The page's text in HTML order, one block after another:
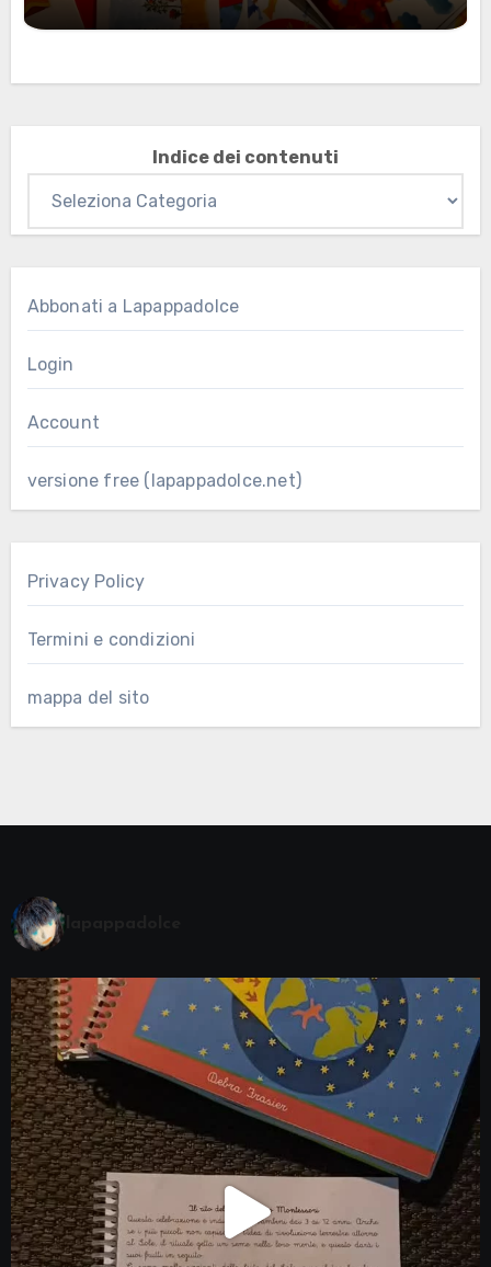
Marzo 2026: nuovi materiali stampabili
per gli abbonati
Indice dei contenuti
Abbonati a Lapappadolce
Login
Account
versione free (lapappadolce.net)
Privacy Policy
Termini e condizioni
mappa del sito